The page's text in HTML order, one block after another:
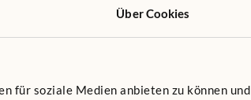
Über Cookies
für soziale Medien anbieten zu können und